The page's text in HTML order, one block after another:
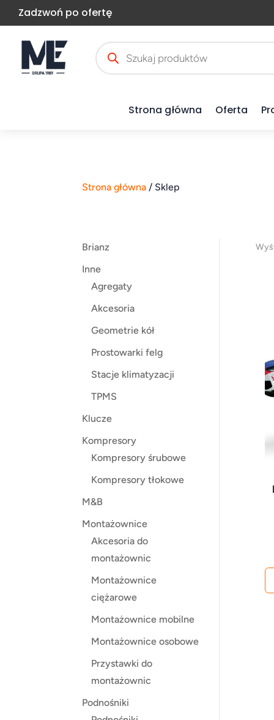
Zadzwoń po ofertę
Wyszukiwarka
produktów
Strona główna Oferta
Strona główna / Sklep
Brianz
Inne
Agregaty
Akcesoria
Geometrie kół
Prostowarki felg
Stacje klimatyzacji
TPMS
Klucze
Kompresory
Kompresory śrubowe
Kompresory tłokowe
M&B
Montażownice
Akcesoria do
montażownic
Montażownice
ciężarowe
Montażownice mobilne
Montażownice osobowe
Przystawki do
montażownic
Podnośniki